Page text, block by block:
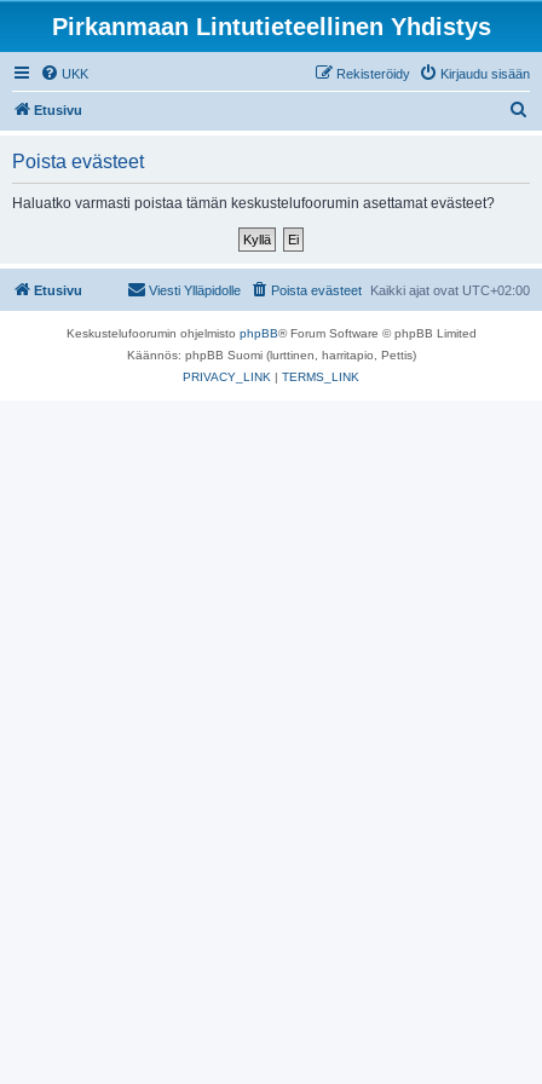
Pirkanmaan Lintutieteellinen Yhdistys
UKK Kirjaudu sisään
Rekisteröidy
Etusivu
Poista evästeet
Haluatko varmasti poistaa tämän keskustelufoorumin asettamat evästeet?
Etusivu Kaikki ajat ovat UTC+02:00
Poista evästeet
Viesti Ylläpidolle
Keskustelufoorumin ohjelmisto phpBB® Forum Software © phpBB Limited
Käännös: phpBB Suomi (lurttinen, harritapio, Pettis)
PRIVACY_LINK | TERMS_LINK